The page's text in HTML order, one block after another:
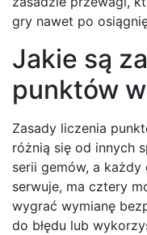
gry nawet po
Jakie są
punktów
Zasady liczenia
różnią się od innych
serii gemów, a
serwuje, ma cztery
wygrać wymianę
do błędu lub